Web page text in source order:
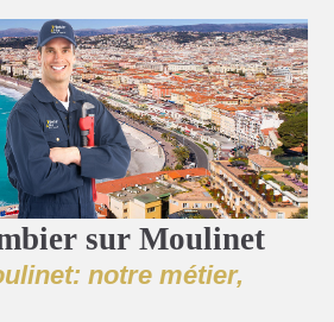
sur Moulinet
notre métier,